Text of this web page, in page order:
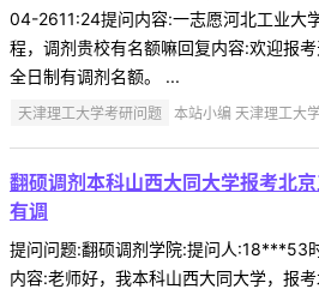
04-2611:24提问内容:一志愿河北工业大
程，调剂贵校有名额嘛回复内容:欢迎报
全日制有调剂名额。 ...
天津理工大学考研问题 本站小编 天津理工大
翻硕调剂本科山西大同大学报考北
有调
提问问题:翻硕调剂学院:提问人:18***53
内容:老师好，我本科山西大同大学，报